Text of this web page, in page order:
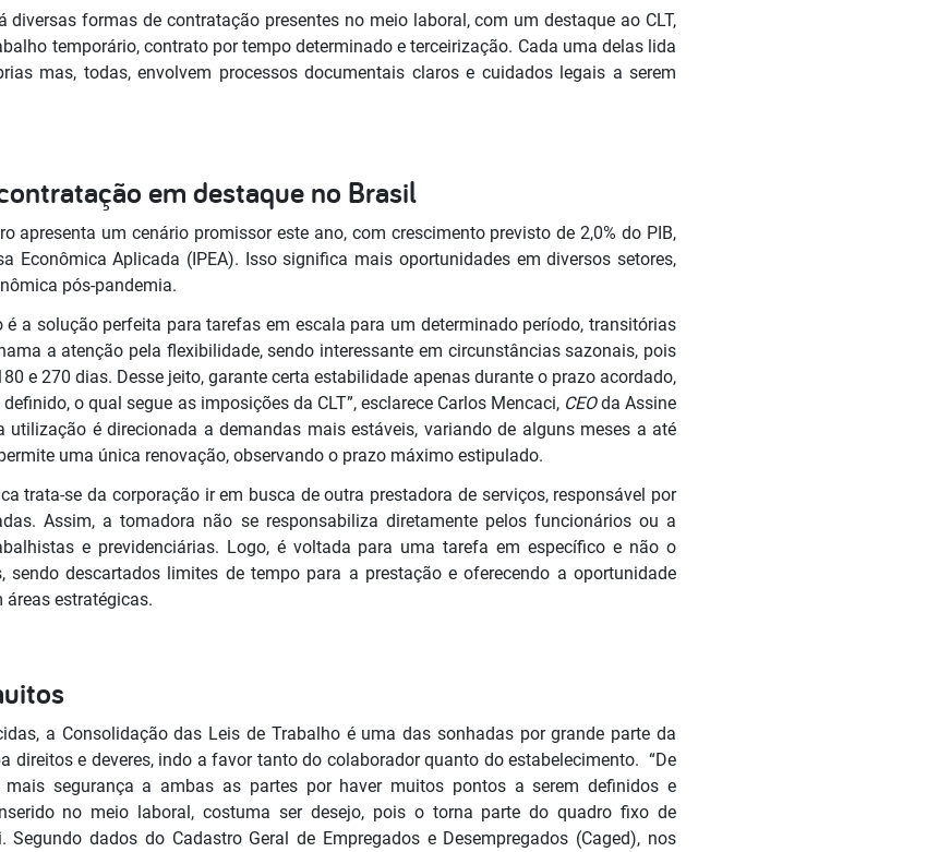
diversas formas de contratação presentes no meio laboral, com um destaque ao CLT,
temporário, contrato por tempo determinado e terceirização. Cada uma delas lida
mas, todas, envolvem processos documentais claros e cuidados legais a serem
em destaque no Brasil
apresenta um cenário promissor este ano, com crescimento previsto de 2,0% do PIB,
Econômica Aplicada (IPEA). Isso significa mais oportunidades em diversos setores,
pós-pandemia.
é a solução perfeita para tarefas em escala para um determinado período, transitórias
a atenção pela flexibilidade, sendo interessante em circunstâncias sazonais, pois
e 270 dias. Desse jeito, garante certa estabilidade apenas durante o prazo acordado,
o qual segue as imposições da CLT”, esclarece Carlos Mencaci, CEOda Assine
utilização é direcionada a demandas mais estáveis, variando de alguns meses a até
uma única renovação, observando o prazo máximo estipulado.
trata-se da corporação ir em busca de outra prestadora de serviços, responsável por
Assim, a tomadora não se responsabiliza diretamente pelos funcionários ou a
e previdenciárias. Logo, é voltada para uma tarefa em específico e não o
sendo descartados limites de tempo para a prestação e oferecendo a oportunidade
áreas estratégicas.
a Consolidação das Leis de Trabalho é uma das sonhadas por grande parte da
direitos e deveres, indo a favor tanto do colaborador quanto do estabelecimento. “De
segurança a ambas as partes por haver muitos pontos a serem definidos e
no meio laboral, costuma ser desejo, pois o torna parte do quadro fixo de
Segundo dados do Cadastro Geral de Empregados e Desempregados (Caged), nos